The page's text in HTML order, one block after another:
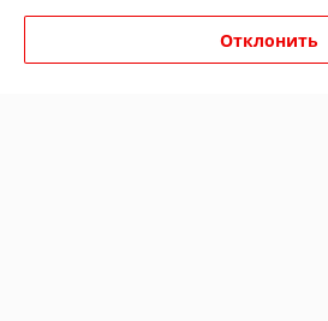
Сайт создан на платформе Deal.by
Отклонить